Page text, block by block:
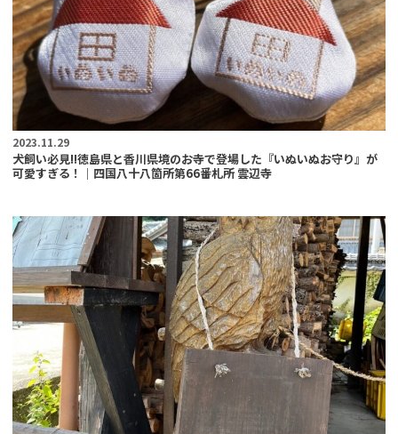
2023.11.29
犬飼い必見!!徳島県と香川県境のお寺で登場した『いぬいぬお守り』が
可愛すぎる！｜四国八十八箇所第66番札所 雲辺寺